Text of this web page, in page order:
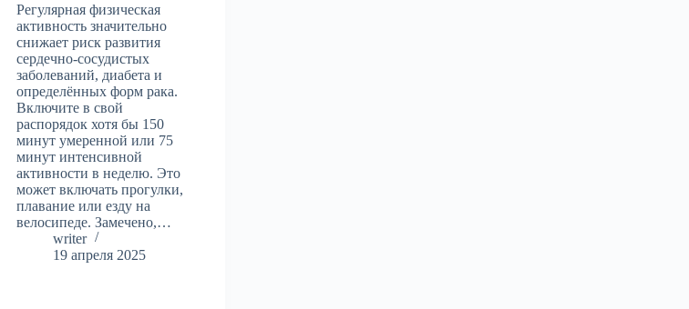
Регулярная физическая
активность значительно
снижает риск развития
сердечно-сосудистых
заболеваний, диабета и
определённых форм рака.
Включите в свой
распорядок хотя бы 150
минут умеренной или 75
минут интенсивной
активности в неделю. Это
может включать прогулки,
плавание или езду на
велосипеде. Замечено,…
writer
19 апреля 2025